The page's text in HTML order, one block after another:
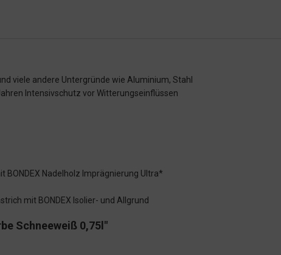
viele andere Untergründe wie Aluminium, Stahl
Intensivschutz vor Witterungseinflüssen
Nadelholz Imprägnierung Ultra*
mit BONDEX Isolier- und Allgrund
Schneeweiß 0,75l"